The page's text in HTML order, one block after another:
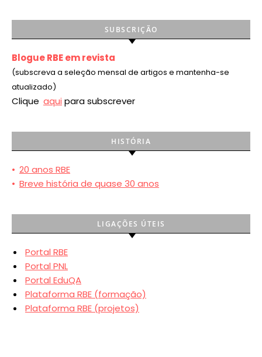
SUBSCRIÇÃO
Blogue RBE em revista
(subscreva a seleção mensal de artigos e mantenha-se
atualizado)
Clique aqui para subscrever
HISTÓRIA
• 20 anos RBE
• Breve história de quase 30 anos
LIGAÇÕES ÚTEIS
Portal RBE
Portal PNL
Portal EduQA
Plataforma RBE (formação)
Plataforma RBE (projetos)